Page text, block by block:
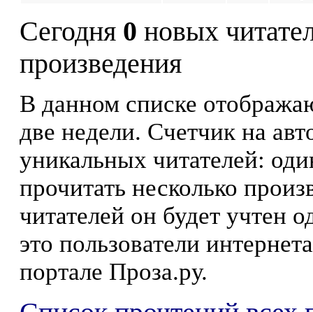
Сегодня 0 новых
произведения
В данном списке
две недели. Счетчик на
уникальных читателей:
прочитать несколько
читателей он будет учтен
это пользователи
портале Проза.ру.